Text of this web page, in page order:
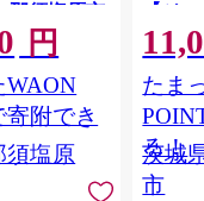
那須塩原市
ト 野菜 ジ
ドリンク
血圧 コレ
】
円
WAON
附でき
須塩原
【ジ
Ｍ 爽
ジ 果
ンス
ンド
庫 ド
入れし
アタイ
たま
る！
茨城
市